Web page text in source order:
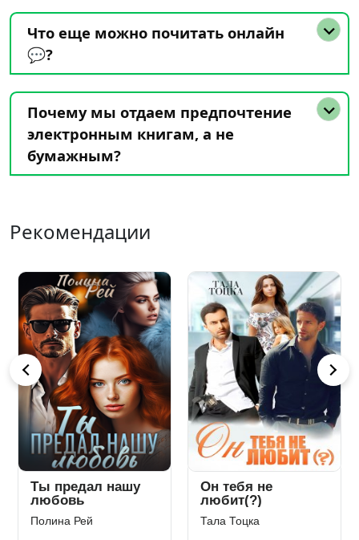
Что еще можно почитать онлайн
💬?
Почему мы отдаем предпочтение
электронным книгам, а не
бумажным?
Рекомендации
Ты предал нашу
любовь
Полина Рей
Он тебя не
любит(?)
Тала Тоцка